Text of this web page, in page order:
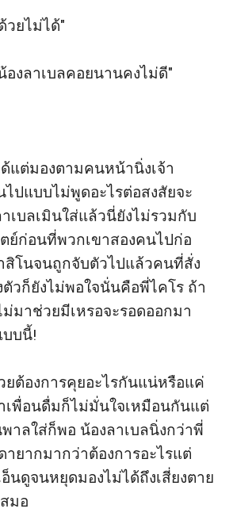
วยไม่ได้"
องลาเบลคอยนานคงไม่ดี"
แต่มองตามคนหน้านิ่งเจ้า
ปแบบไม่พูดอะไรต่อสงสัยจะ
เบลเมินใส่แล้วนี่ยังไม่รวมกับ
ตย์ก่อนที่พวกเขาสองคนไปก่อ
โนจนถูกจับตัวไปแล้วคนที่สั่ง
วก็ยังไม่พอใจนั่นคือพี่ไคโร ถ้า
าช่วยมีเหรอจะรอดออกมา
บนี้!
ต้องการคุยอะไรกันแน่หรือแค่
เพื่อนดื่มก็ไม่มั่นใจเหมือนกันแต่
าลใส่ก็พอ น้องลาเบลนิ่งกว่าพี่
ายากมากว่าต้องการอะไรแต่
นดูจนหยุดมองไม่ได้ถึงเสี่ยงตาย
มอ